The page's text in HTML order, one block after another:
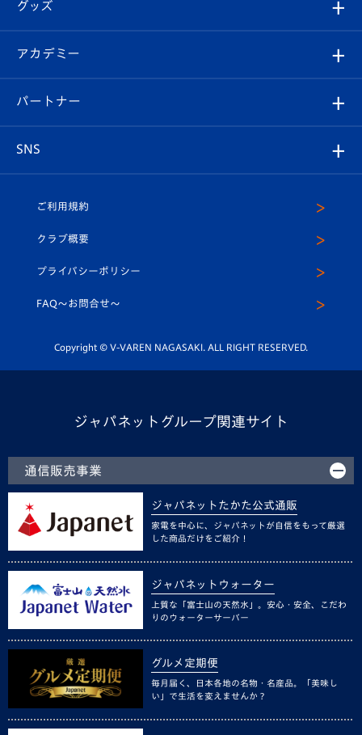
チケット
イベント
メディア
ホームタウン
スタッフプロフィール
マスコット紹介
平和祈念活動
ホームタウン活動
Revive Team
ヴィヴィくんの長崎おもてなしガイド
フォトギャラリー
スタジアムグルメ
V-LOVERS（ファンクラブ）
プレイヤーズスイート
グッズ
オンラインショップ
店舗情報
アカデミー
育成からのお知らせ
U-18
スクール
パートナー
SNS
ヴィヴィくんインスタグラム
公式LINE＠
ご利用規約
クラブ概要
プライバシーポリシー
FAQ〜お問合せ〜
Copyright © V-VAREN NAGASAKI. ALL RIGHT RESERVED.
ジャパネットグループ関連サイト
通信販売事業
ジャパネットたかた公式通販
家電を中心に、ジャパネットが自信をもって厳選
した商品だけをご紹介！
ジャパネットウォーター
上質な「富士山の天然水」。安心・安全、こだわ
りのウォーターサーバー
グルメ定期便
毎月届く、日本各地の名物・名産品。「美味し
い」で生活を変えませんか？